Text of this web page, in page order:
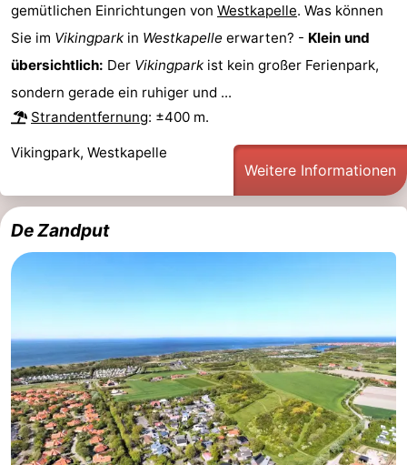
gemütlichen Einrichtungen von Westkapelle. Was können
Sie im Vikingpark in Westkapelle erwarten? - Klein und
übersichtlich: Der Vikingpark ist kein großer Ferienpark,
sondern gerade ein ruhiger und ...
Strandentfernung: ±400 m.
Vikingpark, Westkapelle
Weitere Informationen
De Zandput